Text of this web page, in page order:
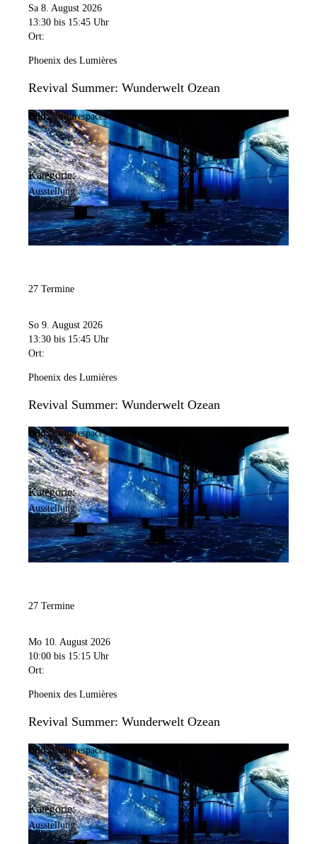
Sa 8. August 2026
13:30 bis 15:45 Uhr
Ort:
Phoenix des Lumières
Revival Summer: Wunderwelt Ozean
Bild: Culturespaces / Falko Wübbecke
Kategorie:
Ausstellung
27 Termine
So 9. August 2026
13:30 bis 15:45 Uhr
Ort:
Phoenix des Lumières
Revival Summer: Wunderwelt Ozean
Bild: Culturespaces / Falko Wübbecke
Kategorie:
Ausstellung
27 Termine
Mo 10. August 2026
10:00 bis 15:15 Uhr
Ort:
Phoenix des Lumières
Revival Summer: Wunderwelt Ozean
Bild: Culturespaces / Falko Wübbecke
Kategorie:
Ausstellung